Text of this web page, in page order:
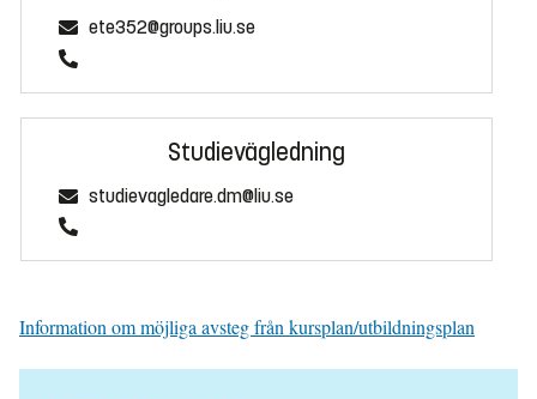
ete352@groups.liu.se
Studievägledning
studievagledare.dm@liu.se
Information om möjliga avsteg från kursplan/utbildningsplan